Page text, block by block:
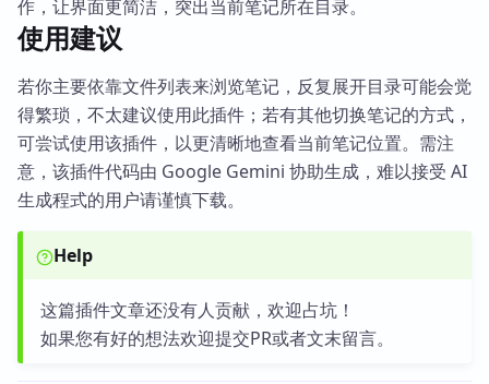
作，让界面更简洁，突出当前笔记所在目录。
使用建议
若你主要依靠文件列表来浏览笔记，反复展开目录可能会觉
得繁琐，不太建议使用此插件；若有其他切换笔记的方式，
可尝试使用该插件，以更清晰地查看当前笔记位置。需注
意，该插件代码由 Google Gemini 协助生成，难以接受 AI
生成程式的用户请谨慎下载。
Help
这篇插件文章还没有人贡献，欢迎占坑！
如果您有好的想法欢迎提交PR或者文末留言。